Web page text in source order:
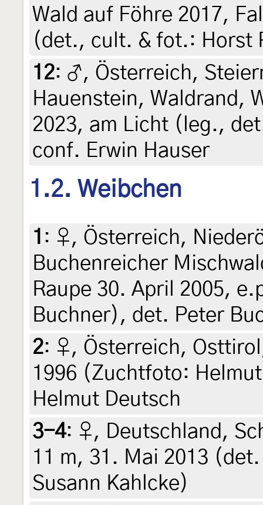
Wald auf Föhre 2017,
(det., cult. & fot.: Horst
12: ♂, Österreich,
Hauenstein, Waldrand,
2023, am Licht (leg.,
conf. Erwin Hauser
1.2. Weibchen
1 : ♀, Österreich,
Buchenreicher
Raupe 30. April 2005,
Buchner), det. Peter
2: ♀, Österreich,
1996 (Zuchtfoto:
Helmut Deutsch
3-4: ♀, Deutschland,
11 m, 31. Mai 2013
Susann Kahlcke)